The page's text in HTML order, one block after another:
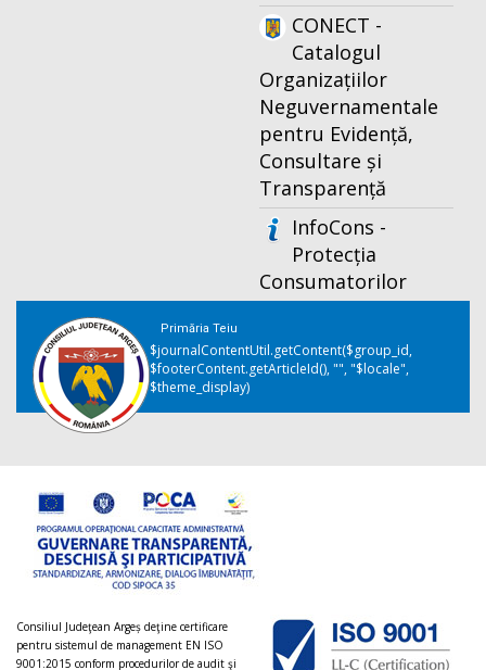
CONECT -
Catalogul
Organizațiilor
Neguvernamentale
pentru Evidență,
Consultare și
Transparență
InfoCons -
Protecția
Consumatorilor
Primăria Teiu
$journalContentUtil.getContent($group_id,
$footerContent.getArticleId(), "", "$locale",
$theme_display)
Consiliul Judeţean Argeș deţine certificare
pentru sistemul de management EN ISO
9001:2015 conform procedurilor de audit şi